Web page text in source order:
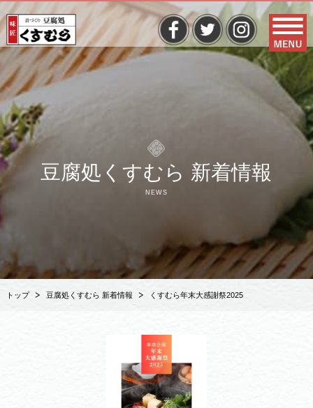
豆腐処くすむら 新着情報
NEWS
トップ 豆腐処くすむら 新着情報 くすむら年末大感謝祭2025